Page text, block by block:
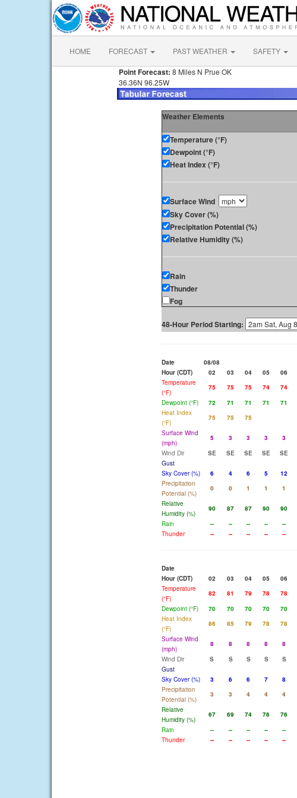
HOME FORECAST PAST WEATHER SAFETY
Point Forecast: 8 Miles N Prue OK
36.36N 96.25W
Weather Elements
Temperature (°F)
Dewpoint (°F)
Heat Index (°F)
Surface Wind
Sky Cover (%)
Precipitation Potential (%)
Relative Humidity (%)
Rain
Thunder
Fog
48-Hour Period Starting:
Date 08/08
Hour (CDT)
02 03 04 05 06
Temperature
(°F)
75 75 75 74 74
Dewpoint (°F)
72 71 71 71 71
Heat Index
(°F)
75 75 75
Surface Wind
(mph)
5 3 3 3 3
Wind Dir
SE SE SE SE SE
Gust
Sky Cover (%)
6 4 6 5 12
Precipitation
Potential (%)
0 0 1 1 1
Relative
Humidity (%)
90 87 87 90 90
Rain
-- -- -- -- --
Thunder
-- -- -- -- --
Date
Hour (CDT)
02 03 04 05 06
Temperature
(°F)
82 81 79 78 78
Dewpoint (°F)
70 70 70 70 70
Heat Index
(°F)
86 85 79 78 78
Surface Wind
(mph)
8 8 8 8 8
Wind Dir
S S S S S
Gust
Sky Cover (%)
3 6 6 7 8
Precipitation
Potential (%)
3 3 4 4 4
Relative
Humidity (%)
67 69 74 76 76
Rain
-- -- -- -- --
Thunder
-- -- -- -- --